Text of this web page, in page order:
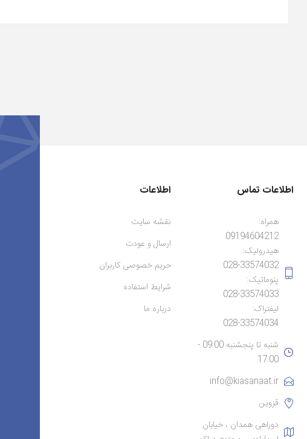
اطلاعات تماس
همراه:
09194604212
هیدرولیک:
028-33574032
پنوماتیک:
028-33574033
لیفتراک:
028-33574034
شنبه تا پنجشنبه 09:00 -
17:00
info@kiasanaat.ir
قزوین
دوراهی همدان ، خیابان
اطلاعات
نقشه سایت
ارسال و عودت
حریم خصوصی کاربران
شرایط استفاده
درباره ما